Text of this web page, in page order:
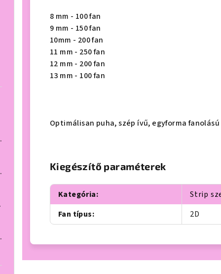
fan
fan
fan
8 mm - 100 fan
9 mm - 150 fan
10mm - 200 fan
11 mm - 250 fan
12 mm - 200 fan
13 mm - 100 fan
Optimálisan puha, szép ívű, egyforma fanolású
Kiegészítő paraméterek
Kategória:
Strip
Fan típus: 2D